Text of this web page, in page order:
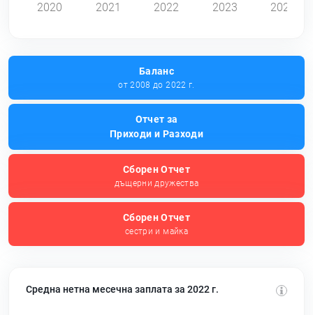
2020 2021 2022 2023 2024
Баланс
от 2008 до 2022 г.
Отчет за
Приходи и Разходи
Сборен Отчет
дъщерни дружества
Сборен Отчет
сестри и майка
Средна нетна месечна заплата за 2022 г.